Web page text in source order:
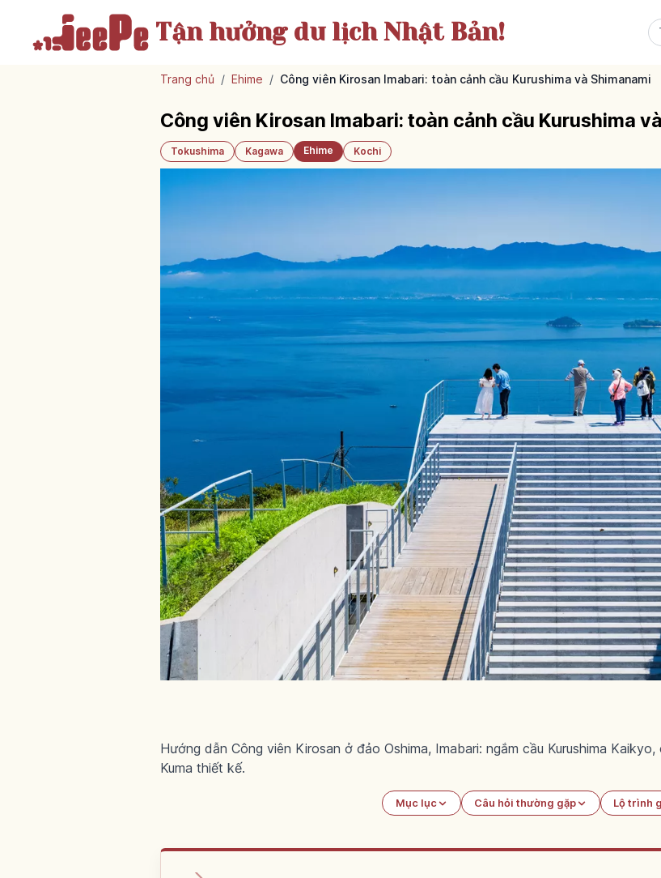
Tận hưởngdu lịch Nhật Bản!
Trang chủ / Ehime / Công viên Kirosan Imabari: toàn cảnh cầu Kurushima và Shimanami
Công viên Kirosan Imabari: toàn cảnh cầu Kurushima
Tokushima Kagawa Ehime Kochi
Hướng dẫn Công viên Kirosan ở đảo Oshima, Imabari: ngắm cầu Kurushima
Kuma thiết kế.
Mục lục Câu hỏi thường gặp Lộ trình